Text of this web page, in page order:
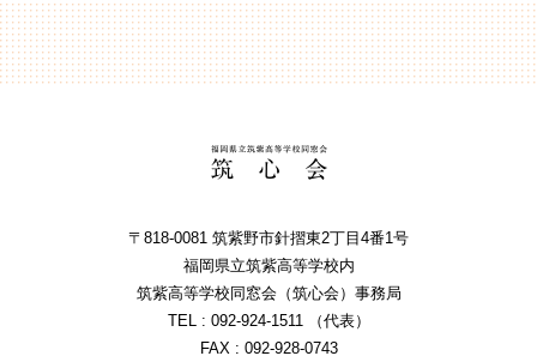
〒818-0081 筑紫野市針摺東2丁⽬4番1号
福岡県⽴筑紫⾼等学校内
筑紫⾼等学校同窓会（筑⼼会）事務局
TEL : 092-924-1511 （代表）
FAX : 092-928-0743